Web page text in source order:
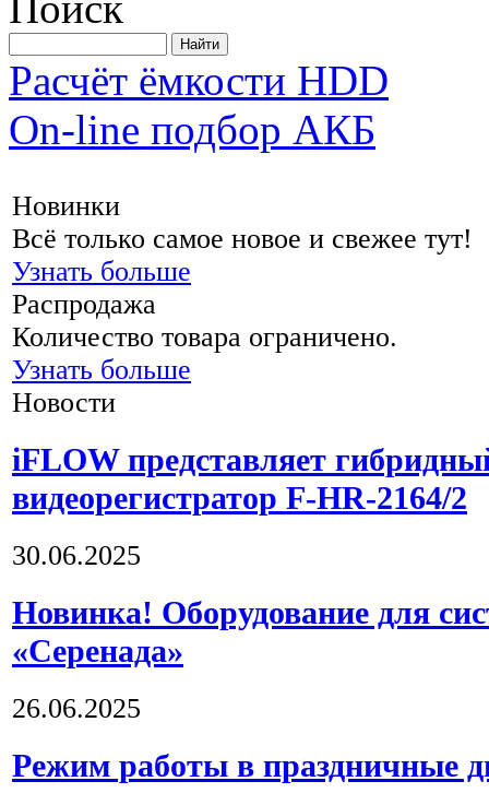
Расчёт ёмкости HDD
On-line подбор АКБ
Новинки
Всё только самое новое и свежее тут!
Узнать больше
Распродажа
Количество товара ограничено.
Узнать больше
Новости
iFLOW представляет
видеорегистратор F-HR-2164/2
30.06.2025
Новинка! Оборудование для
«Серенада»
26.06.2025
Режим работы в праздничные